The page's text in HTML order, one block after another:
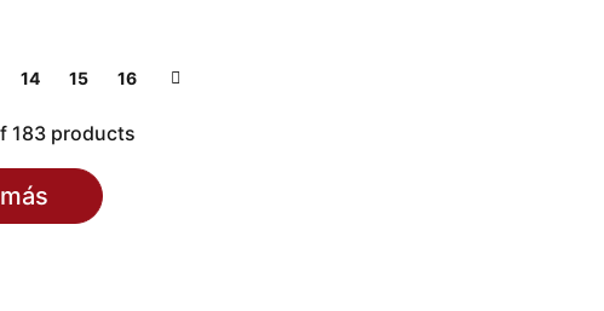
14 15 16
183 products